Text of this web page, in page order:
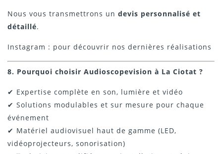
Nous vous transmettrons un devis personnalisé et
détaillé.
Instagram : pour découvrir nos dernières réalisations
8. Pourquoi choisir Audioscopevision à La Ciotat ?
✔ Expertise complète en son, lumière et vidéo
✔ Solutions modulables et sur mesure pour chaque
événement
✔ Matériel audiovisuel haut de gamme (LED,
vidéoprojecteurs, sonorisation)